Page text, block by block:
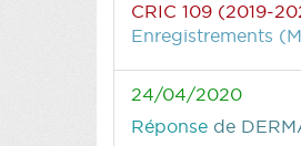
CRIC 109 (2019-
Enregistrements
24/04/2020
Réponse de